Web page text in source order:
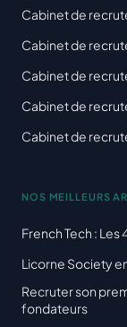
Cabinet de
Cabinet de
Cabinet de
Cabinet de
Cabinet de
NOS MEILLEURS
French Tech :
Licorne Society
Recruter son
fondateurs